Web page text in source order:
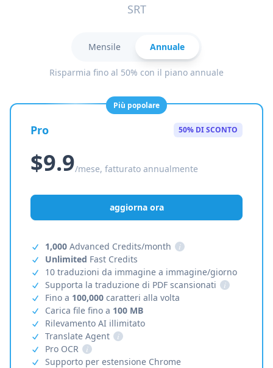
SRT
Mensile Annuale
Risparmia fino al 50% con il piano annuale
Più popolare
Pro 50% DI SCONTO
$9.9/mese, fatturato annualmente
aggiorna ora
1,000 Advanced Credits/month
i
Unlimited Fast Credits
10 traduzioni da immagine a immagine/giorno
Supporta la traduzione di PDF scansionati
i
Fino a 100,000 caratteri alla volta
Carica file fino a 100 MB
Rilevamento AI illimitato
Translate Agent
i
Pro OCR
i
Supporto per estensione Chrome